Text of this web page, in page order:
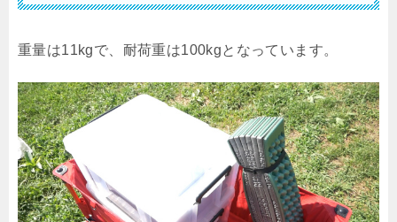
重量は11kgで、耐荷重は100kgとなっています。